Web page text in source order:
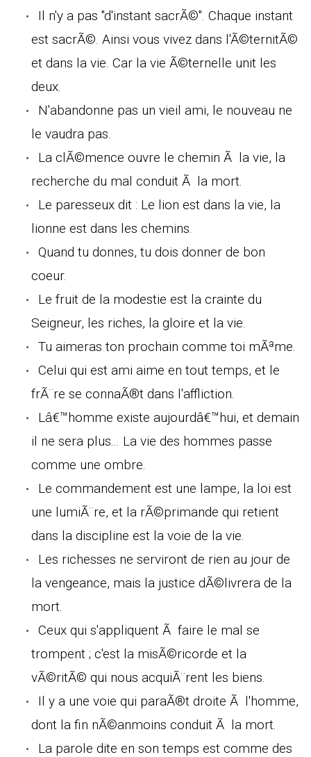
Il n'y a pas "d'instant sacrÃ©". Chaque instant
est sacrÃ©. Ainsi vous vivez dans l'Ã©ternitÃ©
et dans la vie. Car la vie Ã©ternelle unit les
deux.
N'abandonne pas un vieil ami, le nouveau ne
le vaudra pas.
La clÃ©mence ouvre le chemin Ã la vie, la
recherche du mal conduit Ã la mort.
Le paresseux dit : Le lion est dans la vie, la
lionne est dans les chemins.
Quand tu donnes, tu dois donner de bon
coeur.
Le fruit de la modestie est la crainte du
Seigneur, les riches, la gloire et la vie.
Tu aimeras ton prochain comme toi mÃªme.
Celui qui est ami aime en tout temps, et le
frÃ¨re se connaÃ®t dans l'affliction.
Lâ€™homme existe aujourdâ€™hui, et demain
il ne sera plus... La vie des hommes passe
comme une ombre.
Le commandement est une lampe, la loi est
une lumiÃ¨re, et la rÃ©primande qui retient
dans la discipline est la voie de la vie.
Les richesses ne serviront de rien au jour de
la vengeance, mais la justice dÃ©livrera de la
mort.
Ceux qui s'appliquent Ã faire le mal se
trompent ; c'est la misÃ©ricorde et la
vÃ©ritÃ© qui nous acquiÃ¨rent les biens.
Il y a une voie qui paraÃ®t droite Ã l'homme,
dont la fin nÃ©anmoins conduit Ã la mort.
La parole dite en son temps est comme des